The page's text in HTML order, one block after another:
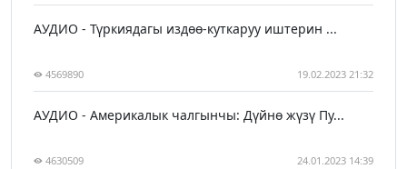
АУДИО - Түркиядагы издөө-куткаруу иштерин ...
4569890 19.02.2023 21:32
АУДИО - Америкалык чалгынчы: Дүйнө жүзү Пу...
4630509 24.01.2023 14:39